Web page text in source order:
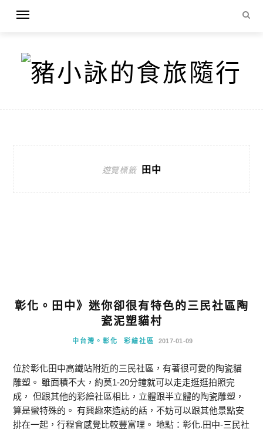
遊覽標籤 田中
彰化。田中》迷你卻很有特色的三民社區陶
瓷泥塑貓村
中台灣。彰化 彩繪社區 2017-01-09
位於彰化田中高鐵站附近的三民社區，有著很可愛的陶瓷貓
雕塑。 雖面積不大，約莫1-20分鐘就可以走走逛逛拍照完
成， 但跟其他的彩繪社區相比，立體跟半立體的陶瓷雕塑，
算是蠻特殊的。 有興趣來造訪的話，不妨可以跟其他景點安
排在一起，行程會感覺比較豐富哩。 地點：彰化.田中-三民社